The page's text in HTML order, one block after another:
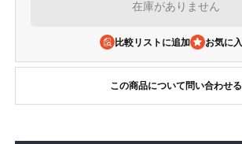
在庫がありません
比較リストに追加
この商品について問い合わせる